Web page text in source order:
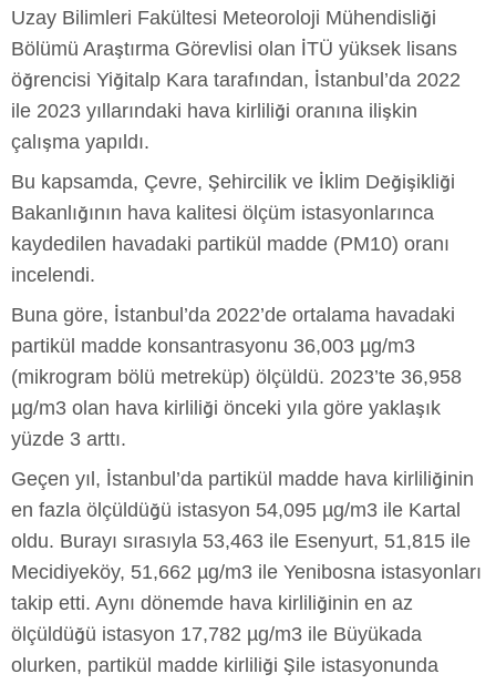
Uzay Bilimleri Fakültesi Meteoroloji Mühendisliği
Bölümü Araştırma Görevlisi olan İTÜ yüksek lisans
öğrencisi Yiğitalp Kara tarafından, İstanbul’da 2022
ile 2023 yıllarındaki hava kirliliği oranına ilişkin
çalışma yapıldı.
Bu kapsamda, Çevre, Şehircilik ve İklim Değişikliği
Bakanlığının hava kalitesi ölçüm istasyonlarınca
kaydedilen havadaki partikül madde (PM10) oranı
incelendi.
Buna göre, İstanbul’da 2022’de ortalama havadaki
partikül madde konsantrasyonu 36,003 µg/m3
(mikrogram bölü metreküp) ölçüldü. 2023’te 36,958
µg/m3 olan hava kirliliği önceki yıla göre yaklaşık
yüzde 3 arttı.
Geçen yıl, İstanbul’da partikül madde hava kirliliğinin
en fazla ölçüldüğü istasyon 54,095 µg/m3 ile Kartal
oldu. Burayı sırasıyla 53,463 ile Esenyurt, 51,815 ile
Mecidiyeköy, 51,662 µg/m3 ile Yenibosna istasyonları
takip etti. Aynı dönemde hava kirliliğinin en az
ölçüldüğü istasyon 17,782 µg/m3 ile Büyükada
olurken, partikül madde kirliliği Şile istasyonunda